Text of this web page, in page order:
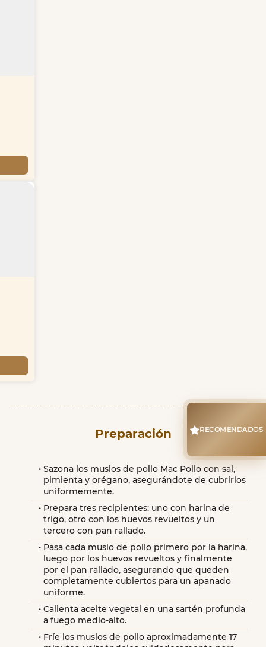
Preparación
Sazona los muslos de pollo Mac Pollo con sal,
pimienta y orégano, asegurándote de cubrirlos
uniformemente.
Prepara tres recipientes: uno con harina de
trigo, otro con los huevos revueltos y un
tercero con pan rallado.
Pasa cada muslo de pollo primero por la harina,
luego por los huevos revueltos y finalmente
por el pan rallado, asegurando que queden
completamente cubiertos para un apanado
uniforme.
Calienta aceite vegetal en una sartén profunda
a fuego medio-alto.
Fríe los muslos de pollo aproximadamente 17
RECOMENDADOS